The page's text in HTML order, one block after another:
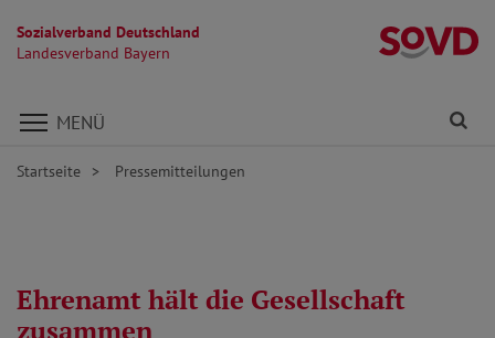
Sozialverband Deutschland
Landesverband Bayern
Direkt zu den Inhalten springen
MENÜ
Startseite Pressemitteilungen
Ehrenamt hält die Gesellschaft
zusammen